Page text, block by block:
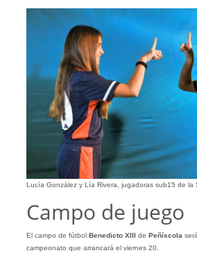
Lucía González y Lía Rivera, jugadoras sub15 de la
Campo de juego
El campo de fútbol Benedicto XIII de Peñíscola
campeonato que arrancará el viernes 20.